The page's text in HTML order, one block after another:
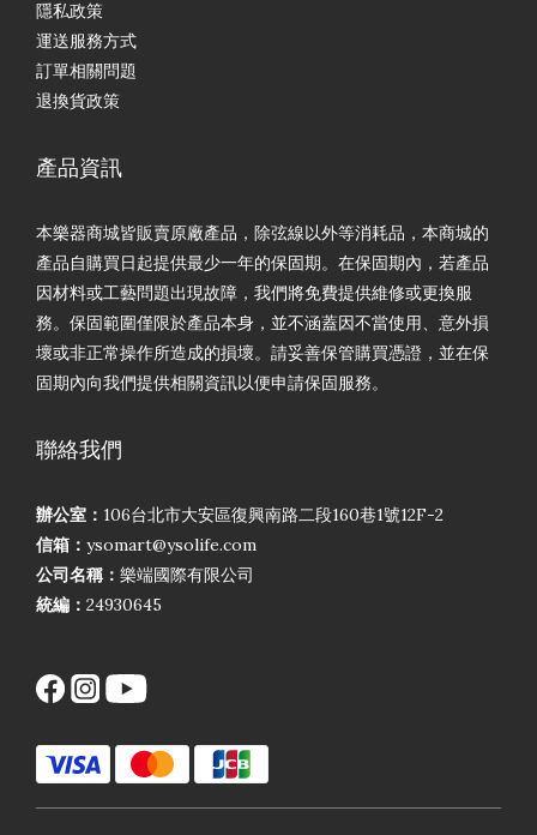
隱私政策
運送服務方式
訂單相關問題
退換貨政策
產品資訊
本樂器商城皆販賣原廠產品，除弦線以外等消耗品，本商城的
產品自購買日起提供最少一年的保固期。在保固期內，若產品
因材料或工藝問題出現故障，我們將免費提供維修或更換服
務。保固範圍僅限於產品本身，並不涵蓋因不當使用、意外損
壞或非正常操作所造成的損壞。請妥善保管購買憑證，並在保
固期內向我們提供相關資訊以便申請保固服務。
聯絡我們
辦公室： 106台北市大安區復興南路二段160巷1號12F-2
信箱： ysomart@ysolife.com
公司名稱： 樂端國際有限公司
統編： 24930645